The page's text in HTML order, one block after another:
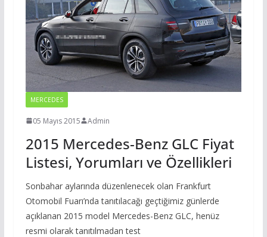
MERCEDES
05 Mayıs 2015 Admin
2015 Mercedes-Benz GLC Fiyat
Listesi, Yorumları ve Özellikleri
Sonbahar aylarında düzenlenecek olan Frankfurt
Otomobil Fuarı’nda tanıtılacağı geçtiğimiz günlerde
açıklanan 2015 model Mercedes-Benz GLC, henüz
resmi olarak tanıtılmadan test